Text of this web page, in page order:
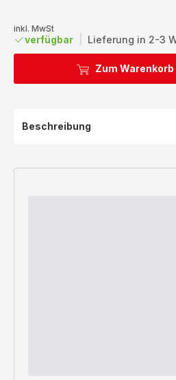
inkl. MwSt
verfügbar Lieferung in 2-3
Zum
Beschreibung